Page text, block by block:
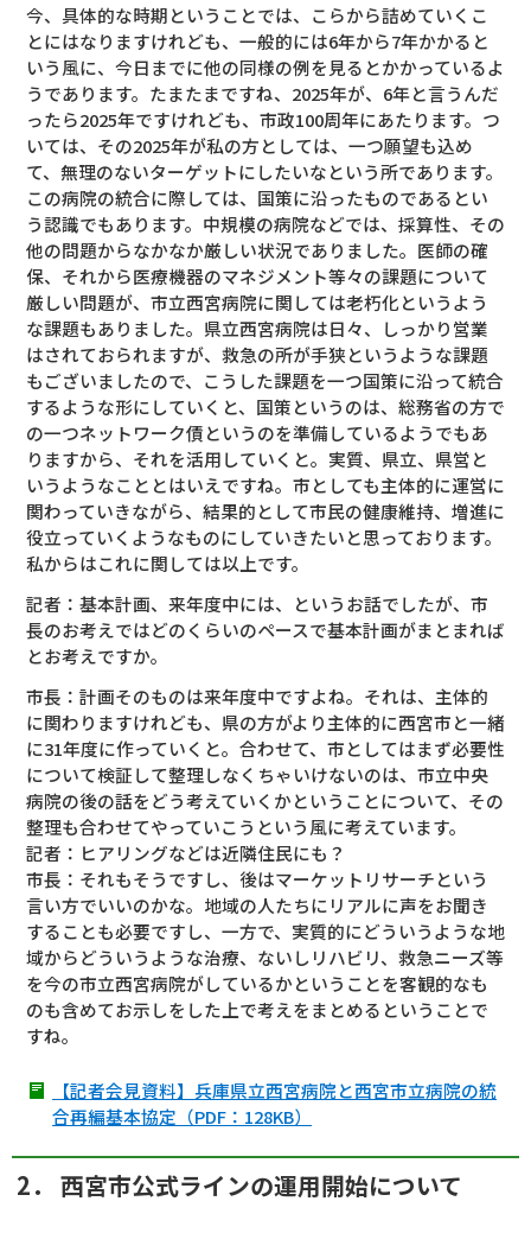
今、具体的な時期ということでは、こらから詰めていくこ
とにはなりますけれども、一般的には6年から7年かかると
いう風に、今日までに他の同様の例を見るとかかっているよ
うであります。たまたまですね、2025年が、6年と言うんだ
ったら2025年ですけれども、市政100周年にあたります。つ
いては、その2025年が私の方としては、一つ願望も込め
て、無理のないターゲットにしたいなという所であります。
この病院の統合に際しては、国策に沿ったものであるとい
う認識でもあります。中規模の病院などでは、採算性、その
他の問題からなかなか厳しい状況でありました。医師の確
保、それから医療機器のマネジメント等々の課題について
厳しい問題が、市立西宮病院に関しては老朽化というよう
な課題もありました。県立西宮病院は日々、しっかり営業
はされておられますが、救急の所が手狭というような課題
もございましたので、こうした課題を一つ国策に沿って統合
するような形にしていくと、国策というのは、総務省の方で
の一つネットワーク債というのを準備しているようでもあ
りますから、それを活用していくと。実質、県立、県営と
いうようなこととはいえですね。市としても主体的に運営に
関わっていきながら、結果的として市民の健康維持、増進に
役立っていくようなものにしていきたいと思っております。
私からはこれに関しては以上です。
記者：基本計画、来年度中には、というお話でしたが、市
長のお考えではどのくらいのペースで基本計画がまとまれば
とお考えですか。
市長：計画そのものは来年度中ですよね。それは、主体的
に関わりますけれども、県の方がより主体的に西宮市と一緒
に31年度に作っていくと。合わせて、市としてはまず必要性
について検証して整理しなくちゃいけないのは、市立中央
病院の後の話をどう考えていくかということについて、その
整理も合わせてやっていこうという風に考えています。
記者：ヒアリングなどは近隣住民にも？
市長：それもそうですし、後はマーケットリサーチという
言い方でいいのかな。地域の人たちにリアルに声をお聞き
することも必要ですし、一方で、実質的にどういうような地
域からどういうような治療、ないしリハビリ、救急ニーズ等
を今の市立西宮病院がしているかということを客観的なも
のも含めてお示しをした上で考えをまとめるということで
すね。
【記者会見資料】兵庫県立西宮病院と西宮市立病院の統
合再編基本協定（PDF：128KB）
2． 西宮市公式ラインの運用開始について